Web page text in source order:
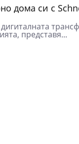
дома си с
представя...